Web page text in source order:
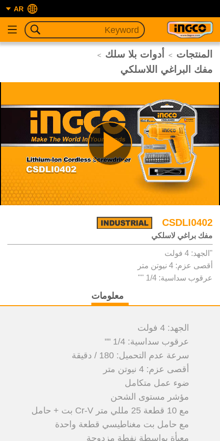
AR
المنتجات > أدوات بلا سلك >
مفك البراغي اللاسلكي
Play
Video
CSDLI0402
مفك براغي لاسلكي
"الجهد: 4 فولت
أقصى عزم: 4 نيوتن متر
عرقوب سداسية: 1/4 ""
معلومات
الجهد: 4 فولت
عرقوب سداسية: 1/4 ""
سرعة عدم التحميل: 180 / دقيقة
أقصى عزم: 4 نيوتن متر
ضوء عمل متكامل
مؤشر مستوى الشحن
مع 10 قطعة 25 مللي متر Cr-V بت + حامل
مع حامل بت مغناطيسي قطعة واحدة
معبأة بواسطة نفطة مزدوجة